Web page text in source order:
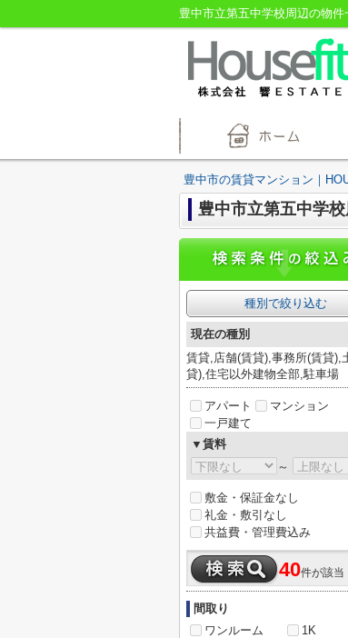
豊中市立第五中学校周辺の物
豊中市の賃貸マンション｜
豊中市立第五中学
種別で絞り込む
現在の種別
賃貸,店舗(賃貸),事務所(賃貸),
貸),住宅以外建物全部,駐車場
アパート
マンション
一戸建て
▼賃料
～
敷金・保証金なし
礼金・敷引なし
共益費・管理費込み
40件が該当
間取り
ワンルーム
1K